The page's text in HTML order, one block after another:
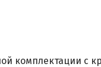
комплектации с